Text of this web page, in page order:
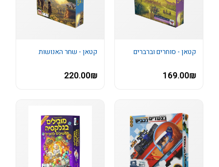
קטאן - סוחרים וברברים
169.00₪
קטאן - שחר האנושות
220.00₪